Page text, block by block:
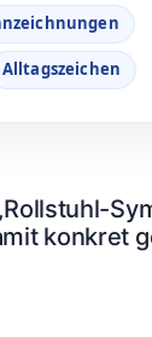
Alltagszeichen
konkret